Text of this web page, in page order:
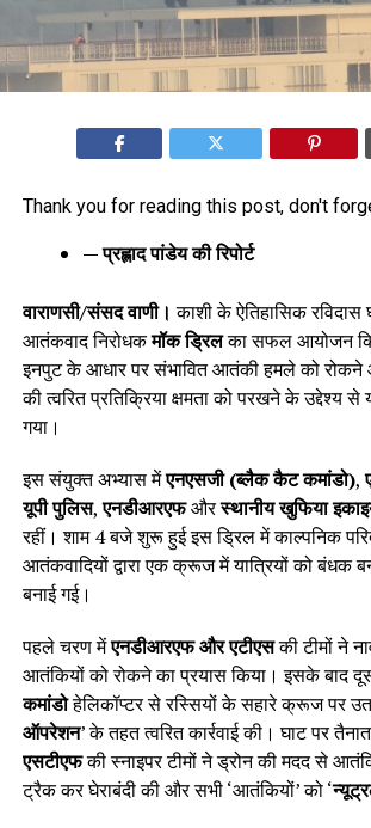
Thank you for reading this post, don't
— प्रह्लाद पांडेय की रिपोर्ट
वाराणसी/संसद वाणी।काशी के ऐतिहासिक रविदास
आतंकवाद निरोधकमॉक ड्रिलका सफल आयोजन
इनपुट के आधार पर संभावित आतंकी हमले को रोकने
की त्वरित प्रतिक्रिया क्षमता को परखने के उद्देश्य
गया।
इस संयुक्त अभ्यास मेंएनएसजी (ब्लैक कैट कमांडो),
यूपी पुलिस,एनडीआरएफऔरस्थानीय खुफिया
रहीं। शाम 4 बजे शुरू हुई इस ड्रिल में काल्पनिक
आतंकवादियों द्वारा एक क्रूज में यात्रियों को बंधक
बनाई गई।
पहले चरण मेंएनडीआरएफ और एटीएसकी टीमों ने
आतंकियों को रोकने का प्रयास किया। इसके बाद
कमांडोहेलिकॉप्टर से रस्सियों के सहारे क्रूज पर
ऑपरेशन’ के तहत त्वरित कार्रवाई की। घाट पर
एसटीएफकी स्नाइपर टीमों ने ड्रोन की मदद से
ट्रैक कर घेराबंदी की और सभी ‘आतंकियों’ को ‘